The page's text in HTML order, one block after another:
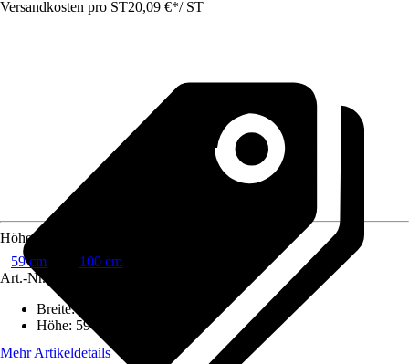
Versandkosten pro ST20,09 €*/ ST
Höhe
59 cm
100 cm
Art.-Nr.
Breite:
Höhe: 59 cm
Mehr Artikeldetails